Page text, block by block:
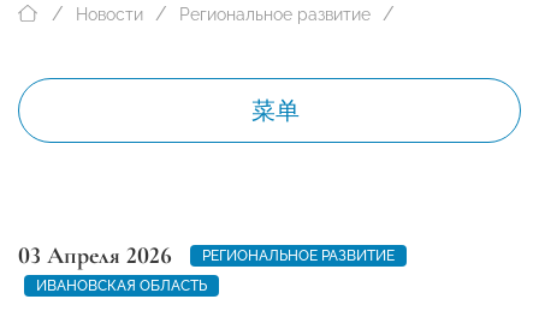
Новости Региональное развитие
菜单
03 Апреля 2026
РЕГИОНАЛЬНОЕ РАЗВИТИЕ
ИВАНОВСКАЯ ОБЛАСТЬ